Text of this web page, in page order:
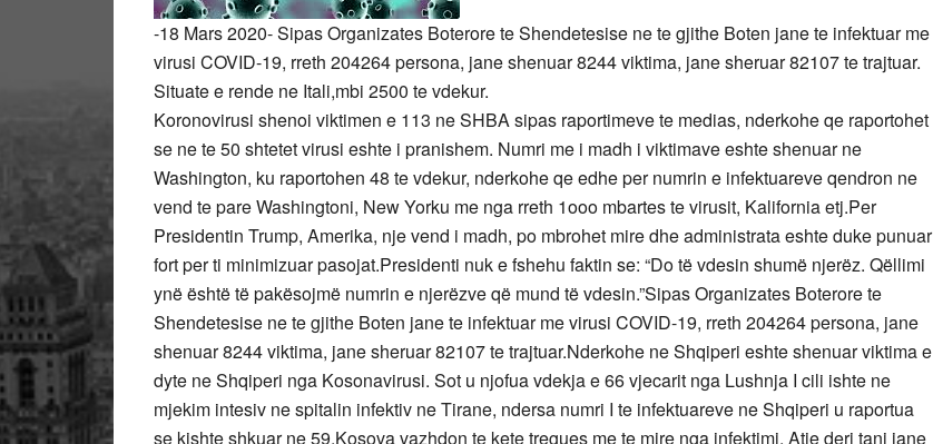
-18 Mars 2020- Sipas Organizates Boterore te Shendetesise ne te gjithe Boten jane te infektuar me
virusi COVID-19, rreth 204264 persona, jane shenuar 8244 viktima, jane sheruar 82107 te trajtuar.
Situate e rende ne Itali,mbi 2500 te vdekur.
Koronovirusi shenoi viktimen e 113 ne SHBA sipas raportimeve te medias, nderkohe qe raportohet
se ne te 50 shtetet virusi eshte i pranishem. Numri me i madh i viktimave eshte shenuar ne
Washington, ku raportohen 48 te vdekur, nderkohe qe edhe per numrin e infektuareve qendron ne
vend te pare Washingtoni, New Yorku me nga rreth 1ooo mbartes te virusit, Kalifornia etj.Per
Presidentin Trump, Amerika, nje vend i madh, po mbrohet mire dhe administrata eshte duke punuar
fort per ti minimizuar pasojat.Presidenti nuk e fshehu faktin se: “Do të vdesin shumë njerëz. Qëllimi
ynë është të pakësojmë numrin e njerëzve që mund të vdesin.”Sipas Organizates Boterore te
Shendetesise ne te gjithe Boten jane te infektuar me virusi COVID-19, rreth 204264 persona, jane
shenuar 8244 viktima, jane sheruar 82107 te trajtuar.Nderkohe ne Shqiperi eshte shenuar viktima e
dyte ne Shqiperi nga Kosonavirusi. Sot u njofua vdekja e 66 vjecarit nga Lushnja I cili ishte ne
mjekim intesiv ne spitalin infektiv ne Tirane, ndersa numri I te infektuareve ne Shqiperi u raportua
se kishte shkuar ne 59.Kosova vazhdon te kete tregues me te mire nga infektimi. Atje deri tani jane